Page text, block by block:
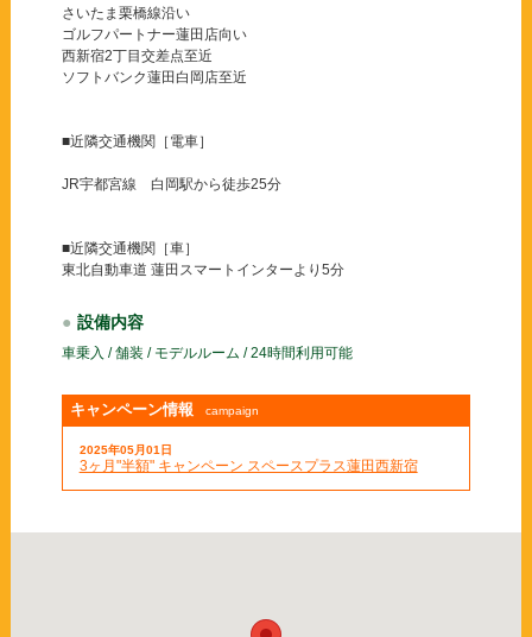
さいたま栗橋線沿い
ゴルフパートナー蓮田店向い
西新宿2丁目交差点至近
ソフトバンク蓮田白岡店至近
■近隣交通機関［電車］
JR宇都宮線 白岡駅から徒歩25分
■近隣交通機関［車］
東北自動車道 蓮田スマートインターより5分
設備内容
車乗入 / 舗装 / モデルルーム / 24時間利用可能
キャンペーン情報 campaign
2025年05月01日
3ヶ月"半額" キャンペーン スペースプラス蓮田西新宿
6ヶ月"半額"キャンペーン スペースプラス四日市金場町
2026年07月31日
3ヶ月"半額"キャンペーン スペースプラス藤沢湘南台